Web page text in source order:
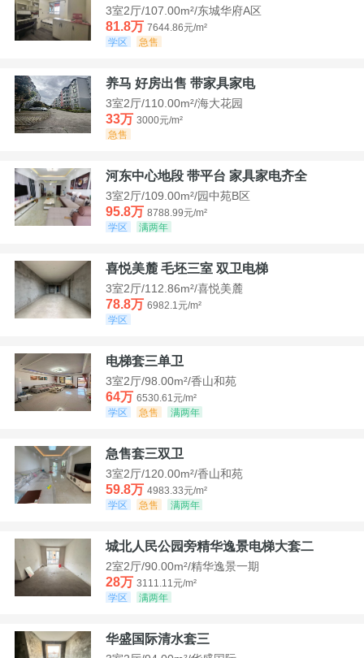
3室2厅/107.00m²/东城华府A区
81.8万 7644.86元/m²
学区
急售
养马 好房出售 带家具家电
3室2厅/110.00m²/海大花园
33万 3000元/m²
急售
河东中心地段 带平台 家具家电齐全
3室2厅/109.00m²/园中苑B区
95.8万 8788.99元/m²
学区
满两年
喜悦美麓 毛坯三室 双卫电梯
3室2厅/112.86m²/喜悦美麓
78.8万 6982.1元/m²
学区
电梯套三单卫
3室2厅/98.00m²/香山和苑
64万 6530.61元/m²
学区
急售 满两年
急售套三双卫
3室2厅/120.00m²/香山和苑
59.8万 4983.33元/m²
学区
急售 满两年
城北人民公园旁精华逸景电梯大套二
2室2厅/90.00m²/精华逸景一期
28万 3111.11元/m²
学区
满两年
华盛国际清水套三